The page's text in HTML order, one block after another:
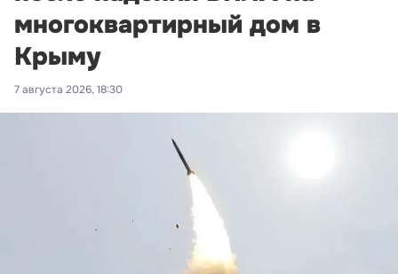
многоквартирный дом в
Крыму
7 августа 2026, 18:30